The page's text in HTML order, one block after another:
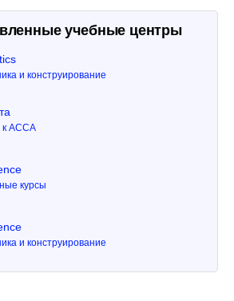
учебные центры
и конструирование
к ACCA
курсы
и конструирование